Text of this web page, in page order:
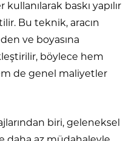
baskı yapılır
Bu teknik, aracın
ve boyasına
böylece hem
de genel maliyetler
biri, geleneksel